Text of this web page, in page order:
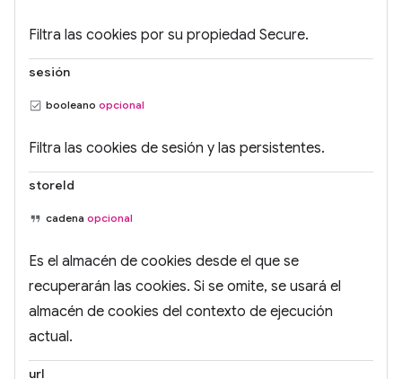
Filtra las cookies por su propiedad Secure.
sesión
booleano opcional
Filtra las cookies de sesión y las persistentes.
storeId
cadena opcional
Es el almacén de cookies desde el que se
recuperarán las cookies. Si se omite, se usará el
almacén de cookies del contexto de ejecución
actual.
url